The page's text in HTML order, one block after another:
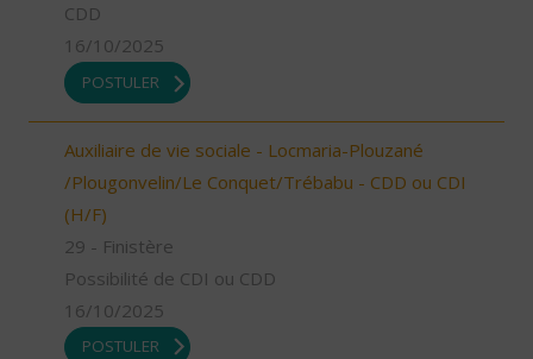
CDD
16/10/2025
POSTULER
Auxiliaire de vie sociale - Locmaria-Plouzané
/Plougonvelin/Le Conquet/Trébabu - CDD ou CDI
(H/F)
29 - Finistère
Possibilité de CDI ou CDD
16/10/2025
POSTULER